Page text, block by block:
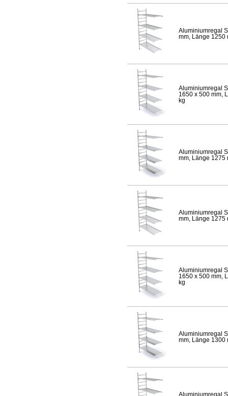
Aluminiumregal
mm, Länge 1250
Aluminiumregal
1650 x 500 mm,
kg
Aluminiumregal
mm, Länge 1275
Aluminiumregal
mm, Länge 1275
Aluminiumregal
1650 x 500 mm,
kg
Aluminiumregal
mm, Länge 1300
Aluminiumregal